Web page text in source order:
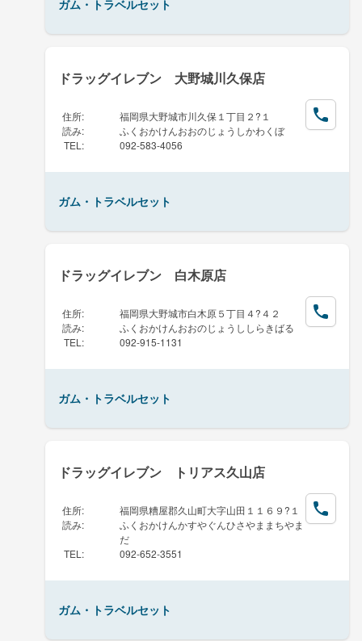
ガム・トラベルセット
ドラッグイレブン 大野城川久保店
住所:
福岡県大野城市川久保１丁目２?１
読み:
ふくおかけんおおのじょうしかわくぼ
TEL : 092-583-4056
ガム・トラベルセット
ドラッグイレブン 白木原店
住所:
福岡県大野城市白木原５丁目４?４２
読み:
ふくおかけんおおのじょうししらきばる
TEL : 092-915-1131
ガム・トラベルセット
ドラッグイレブン トリアス久山店
住所:
福岡県糟屋郡久山町大字山田１１６９?１
読み:
ふくおかけんかすやぐんひさやままちやま
だ
TEL : 092-652-3551
ガム・トラベルセット